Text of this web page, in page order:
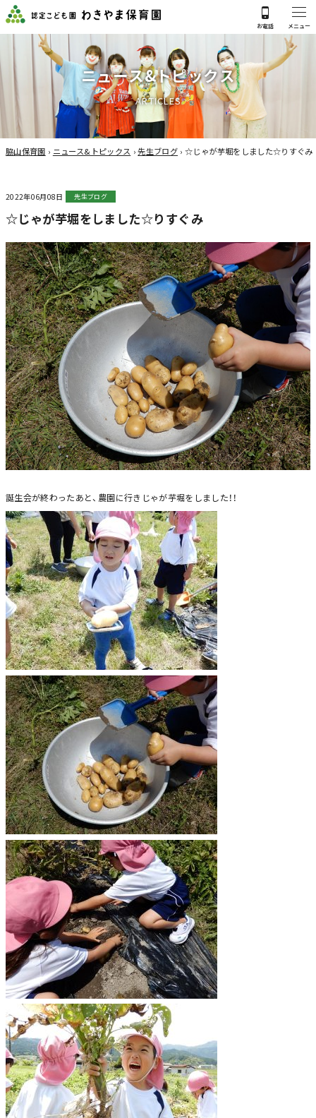
ニュース&トピックス
ARTICLES
脇山保育園 › ニュース&トピックス ›先生ブログ ›☆じゃが芋堀をしました☆りすぐみ
2022年06月08日 先生ブログ
☆じゃが芋堀をしました☆りすぐみ
誕生会が終わったあと、農園に行きじゃが芋堀をしました！！